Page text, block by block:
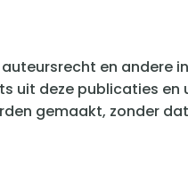
en andere
uit deze publicaties en
gemaakt, zonder